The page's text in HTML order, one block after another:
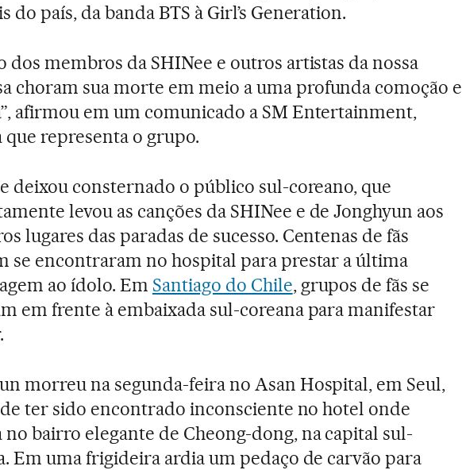
do país, da banda BTS à Girl’s Generation.
dos membros da SHINee e outros artistas da nossa
choram sua morte em meio a uma profunda comoção e
afirmou em um comunicado a SM Entertainment,
que representa o grupo.
deixou consternado o público sul-coreano, que
levou as canções da SHINee e de Jonghyun aos
lugares das paradas de sucesso. Centenas de fãs
se encontraram no hospital para prestar a última
ao ídolo. Em Santiago do Chile, grupos de fãs se
em frente à embaixada sul-coreana para manifestar
morreu na segunda-feira no Asan Hospital, em Seul,
ter sido encontrado inconsciente no hotel onde
no bairro elegante de Cheong-dong, na capital sul-
Em uma frigideira ardia um pedaço de carvão para